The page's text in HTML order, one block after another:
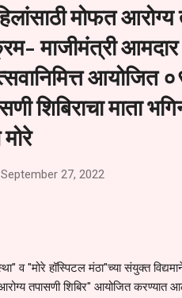
मोफत आरोग्य
माजीमंत्री आमदार
आयोजित
शिबिराचा माता
September 27, 2022
व "मोरे हॉस्पिटल मंठा"च्या संयुक्त
तपासणी शिबिर" आयोजित करण्यात